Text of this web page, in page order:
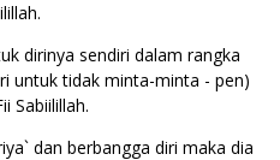
dirinya sendiri dalam rangka
untuk tidak minta-minta - pen)
Sabiilillah.
dan berbangga diri maka dia